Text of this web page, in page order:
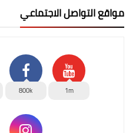
مواقع التواصل الاجتماعي
1m
800k